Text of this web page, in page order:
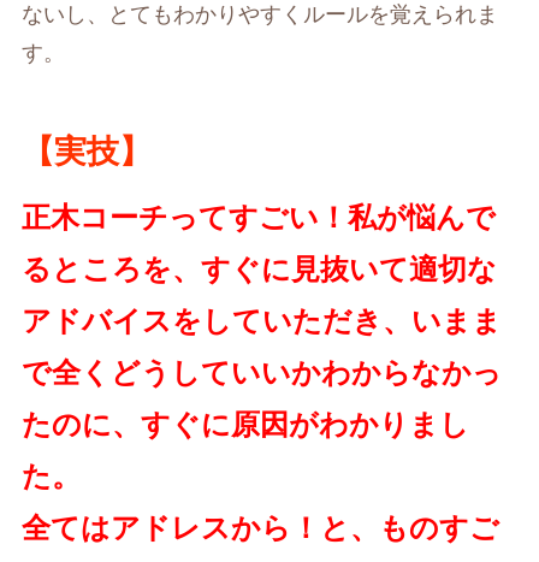
ないし、とてもわかりやすくルールを覚えられま
す。
【実技】
正木コーチってすごい！私が悩んで
るところを、すぐに見抜いて適切な
アドバイスをしていただき、いまま
で全くどうしていいかわからなかっ
たのに、すぐに原因がわかりまし
た。
全てはアドレスから！と、ものすご